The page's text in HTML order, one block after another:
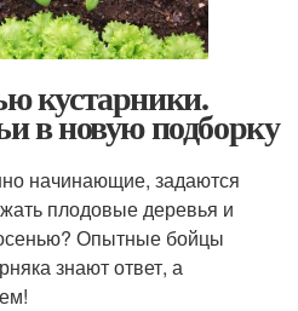
кустарники.
в новую подборку
начинающие, задаются
плодовые деревья и
Опытные бойцы
знают ответ, а